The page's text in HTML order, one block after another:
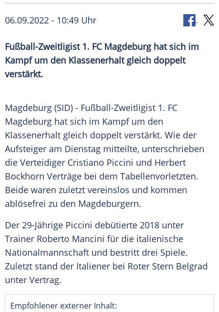
06.09.2022 - 10:49 Uhr
Fußball-Zweitligist 1. FC Magdeburg hat sich im
Kampf um den Klassenerhalt gleich doppelt
verstärkt.
Magdeburg (SID) - Fußball-Zweitligist 1. FC
Magdeburg hat sich im Kampf um den
Klassenerhalt gleich doppelt verstärkt. Wie der
Aufsteiger am Dienstag mitteilte, unterschrieben
die Verteidiger Cristiano Piccini und Herbert
Bockhorn Verträge bei dem Tabellenvorletzten.
Beide waren zuletzt vereinslos und kommen
ablösefrei zu den Magdeburgern.
Der 29-Jährige Piccini debütierte 2018 unter
Trainer Roberto Mancini für die italienische
Nationalmannschaft und bestritt drei Spiele.
Zuletzt stand der Italiener bei Roter Stern Belgrad
unter Vertrag.
Empfohlener externer Inhalt: